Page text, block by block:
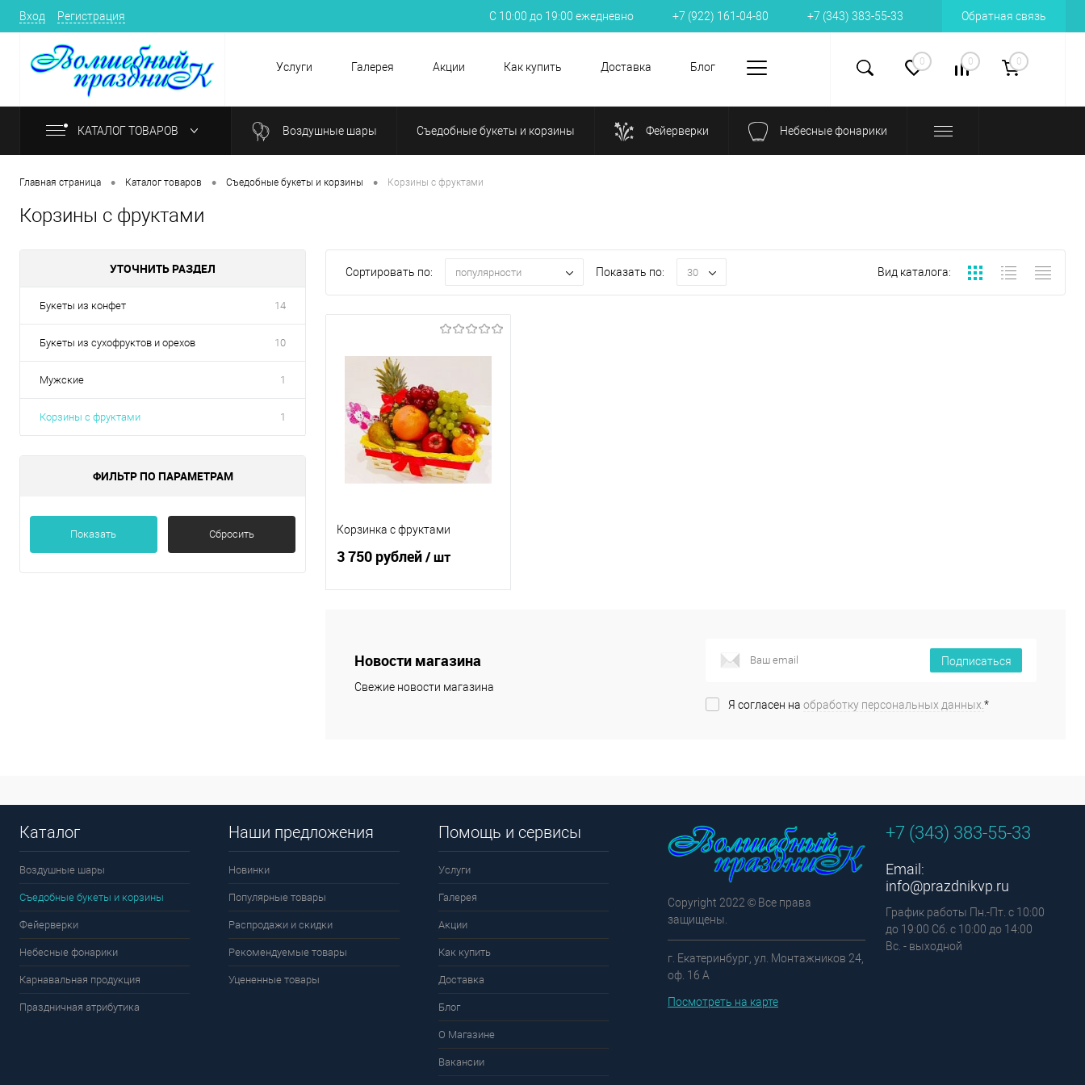
Вход Регистрация С 10:00 до 19:00 ежедневно +7 (922) 161-04-80 +7 (343) 383-55-33 Обратная связь
Услуги Галерея Акции Как купить Доставка Блог 0 0 0
КАТАЛОГ ТОВАРОВ Воздушные шары Съедобные букеты и корзины Фейерверки Небесные фонарики
Главная страница • Каталог товаров • Съедобные букеты и корзины • Корзины с фруктами
Корзины с фруктами
УТОЧНИТЬ РАЗДЕЛ
Букеты из конфет 14
Букеты из сухофруктов и орехов 10
Мужские 1
Корзины с фруктами 1
ФИЛЬТР ПО ПАРАМЕТРАМ
Показать Сбросить
Сортировать по: популярности Показать по: 30 Вид каталога:
Корзинка с фруктами
3 750 рублей/ шт
Купить в 1
клик
Сравнение
Новости магазина
Свежие новости магазина
Подписаться
Я согласен на обработку персональных данных. *
Каталог
Воздушные шары
Съедобные букеты и корзины
Фейерверки
Небесные фонарики
Карнавальная продукция
Праздничная атрибутика
Наши предложения
Новинки
Популярные товары
Распродажи и скидки
Рекомендуемые товары
Уцененные товары
Помощь и сервисы
Услуги
Галерея
Акции
Как купить
Доставка
Блог
О Магазине
Вакансии
Copyright 2022 © Все права
защищены.
г. Екатеринбург, ул. Монтажников 24,
оф. 16 А
Посмотреть на карте
+7 (343) 383-55-33
Email:
info@prazdnikvp.ru
График работы Пн.-Пт. с 10:00
до 19:00 Сб. с 10:00 до 14:00
Вс. - выходной